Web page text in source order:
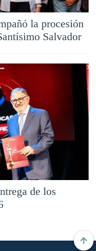
la procesión
Salvador
de los